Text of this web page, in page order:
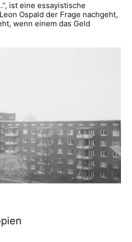
ist eine essayistische
Ospald der Frage nachgeht,
wenn einem das Geld